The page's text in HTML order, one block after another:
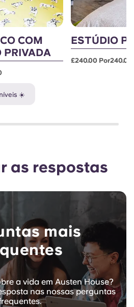
COM
PRIVADA
☀️
ESTÚDIO
£240.00 Por240.00
as respostas
mais
a vida em Austen House?
nas nossas perguntas